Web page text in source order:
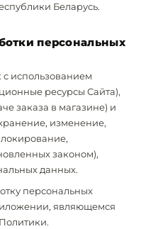
Беларусь.
персональных
с использованием
ресурсы Сайта),
заказа в магазине) и
изменение,
законом),
данных.
персональных
являющемся